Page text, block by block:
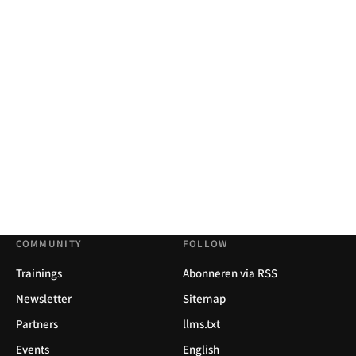
COMMUNITY
Trainings
Newsletter
Partners
Events
FOLLOW
Abonneren via RSS
Sitemap
llms.txt
English